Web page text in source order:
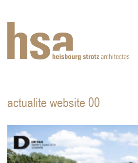
actualite website 00